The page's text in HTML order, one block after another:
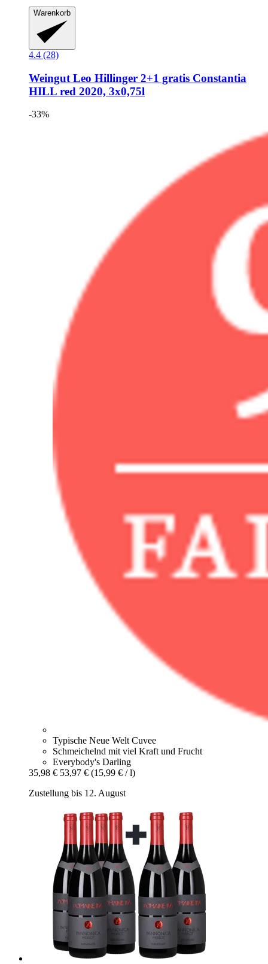
Warenkorb
4.4 (28)
Weingut Leo Hillinger 2+1 gratis Constantia
HILL red 2020, 3x0,75l
-33%
Typische Neue Welt Cuvee
Schmeichelnd mit viel Kraft und Frucht
Everybody's Darling
35,98 € 53,97 € (15,99 € / l)
Zustellung bis 12. August